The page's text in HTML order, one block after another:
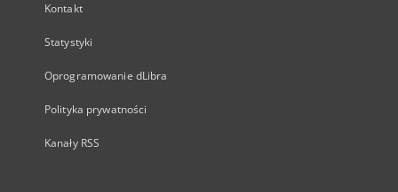
Kontakt
Statystyki
Oprogramowanie dLibra
Polityka prywatności
Kanały RSS